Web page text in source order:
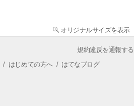
オリジナルサイズを表示
規約違反を通報する
/ はじめての方へ/ はてなブログ